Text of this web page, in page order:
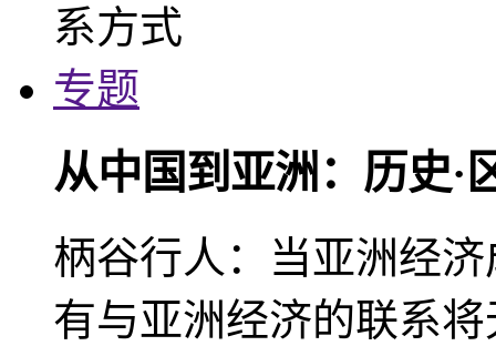
专题
从中国到亚洲：历史·
柄谷行人：当亚洲经
有与亚洲经济的联系